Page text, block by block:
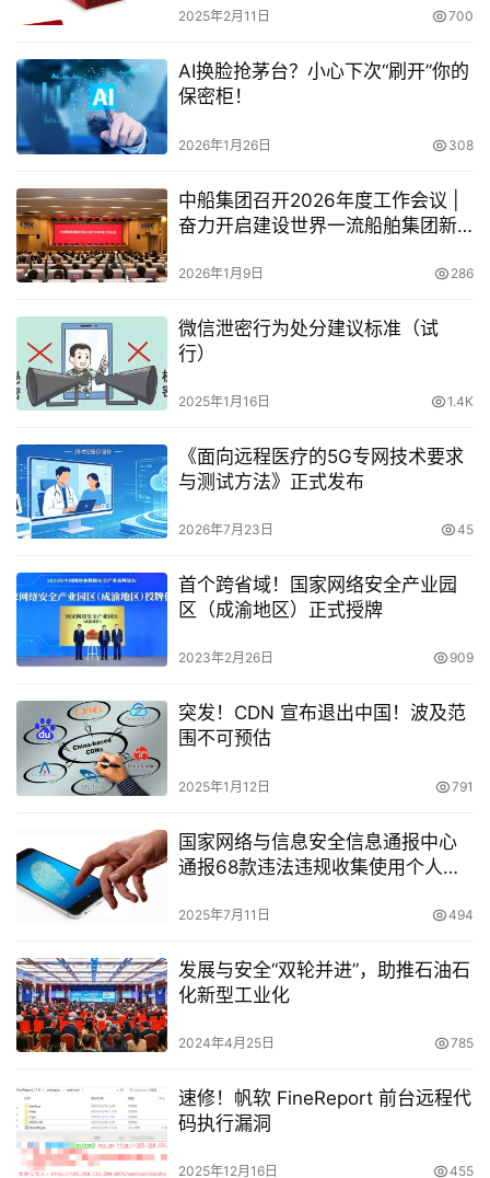
2025年2月11日 700
AI换脸抢茅台？小心下次“刷开”你的
保密柜！
2026年1月26日 308
中船集团召开2026年度工作会议 |
奋力开启建设世界一流船舶集团新
2026年1月9日 286
微信泄密行为处分建议标准（试
行）
2025年1月16日 1.4K
《面向远程医疗的5G专网技术要求
与测试方法》正式发布
2026年7月23日 45
首个跨省域！国家网络安全产业园
区（成渝地区）正式授牌
2023年2月26日 909
突发！CDN 宣布退出中国！波及范
围不可预估
2025年1月12日 791
国家网络与信息安全信息通报中心
通报68款违法违规收集使用个人信
2025年7月11日 494
发展与安全“双轮并进”，助推石油石
化新型工业化
2024年4月25日 785
速修！帆软 FineReport 前台远程代
码执行漏洞
2025年12月16日 455